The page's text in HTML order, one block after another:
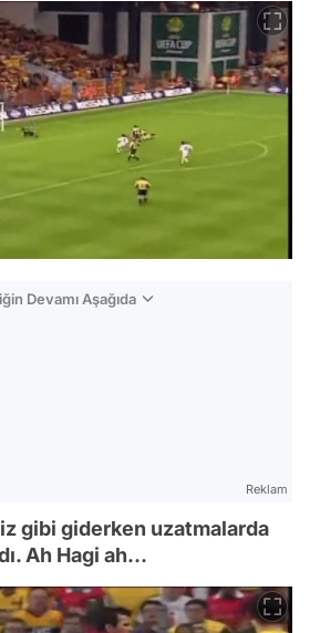
Devamı Aşağıda
Reklam
gibi giderken uzatmalarda
Ah Hagi ah...